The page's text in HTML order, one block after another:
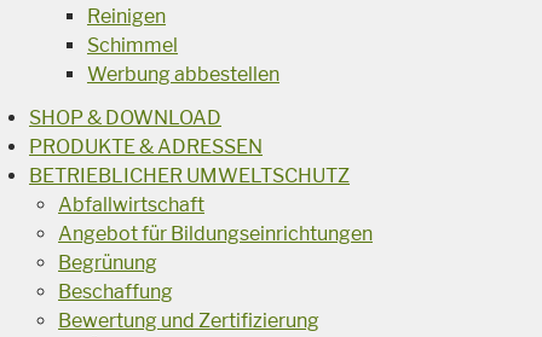
Reinigen
Schimmel
Werbung abbestellen
SHOP & DOWNLOAD
PRODUKTE & ADRESSEN
BETRIEBLICHER UMWELTSCHUTZ
Abfallwirtschaft
Angebot für Bildungseinrichtungen
Begrünung
Beschaffung
Bewertung und Zertifizierung